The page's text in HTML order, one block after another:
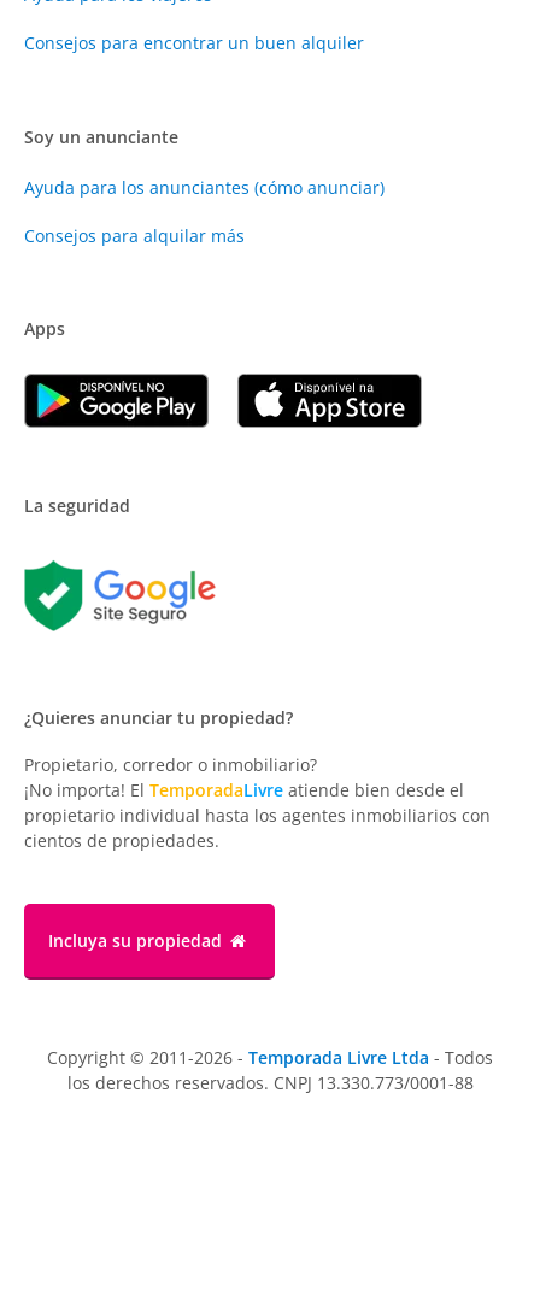
Consejos para encontrar un buen alquiler
Soy un anunciante
Ayuda para los anunciantes (cómo anunciar)
Consejos para alquilar más
Apps
La seguridad
¿Quieres anunciar tu propiedad?
Propietario, corredor o inmobiliario?
¡No importa! El TemporadaLivre atiende bien desde el
propietario individual hasta los agentes inmobiliarios con
cientos de propiedades.
Incluya su propiedad
Copyright © 2011-2026 - Temporada Livre Ltda - Todos
los derechos reservados. CNPJ 13.330.773/0001-88